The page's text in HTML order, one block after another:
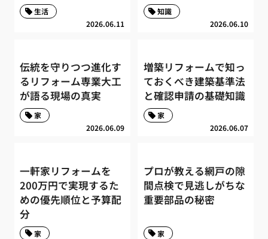
2026.06.11
生活
2026.06.10
知識
伝統を守りつつ進化す
るリフォーム専業大工
が語る現場の真実
2026.06.09
家
増築リフォームで知っ
ておくべき建築基準法
と確認申請の基礎知識
2026.06.07
家
一軒家リフォームを
200万円で実現するた
めの優先順位と予算配
分
家
プロが教える網戸の隙
間点検で見逃しがちな
重要部品の秘密
家